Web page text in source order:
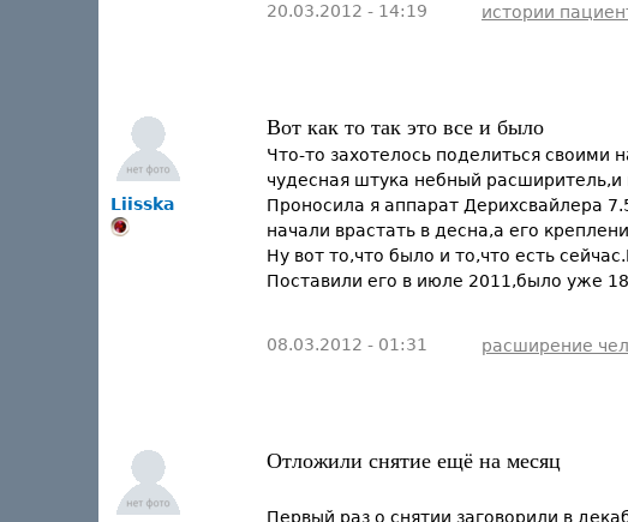
20.03.2012 - 14:19 истории
Liisska
Вот как то так это все и было
Что-то захотелось поделиться
чудесная штука небный расширитель,и
Проносила я аппарат Дерихсвайлера
начали врастать в десна,а его
Ну вот то,что было и то,что есть
Поставили его в июле 2011,было уже
08.03.2012 - 01:31 расширение
Отложили снятие ещё на месяц
Первый раз о снятии заговорили в